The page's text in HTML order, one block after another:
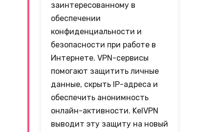
заинтересованному в
обеспечении
конфиденциальности и
безопасности при работе в
Интернете. VPN-сервисы
помогают защитить личные
данные, скрыть IP-адреса и
обеспечить анонимность
онлайн-активности. KelVPN
выводит эту защиту на новый